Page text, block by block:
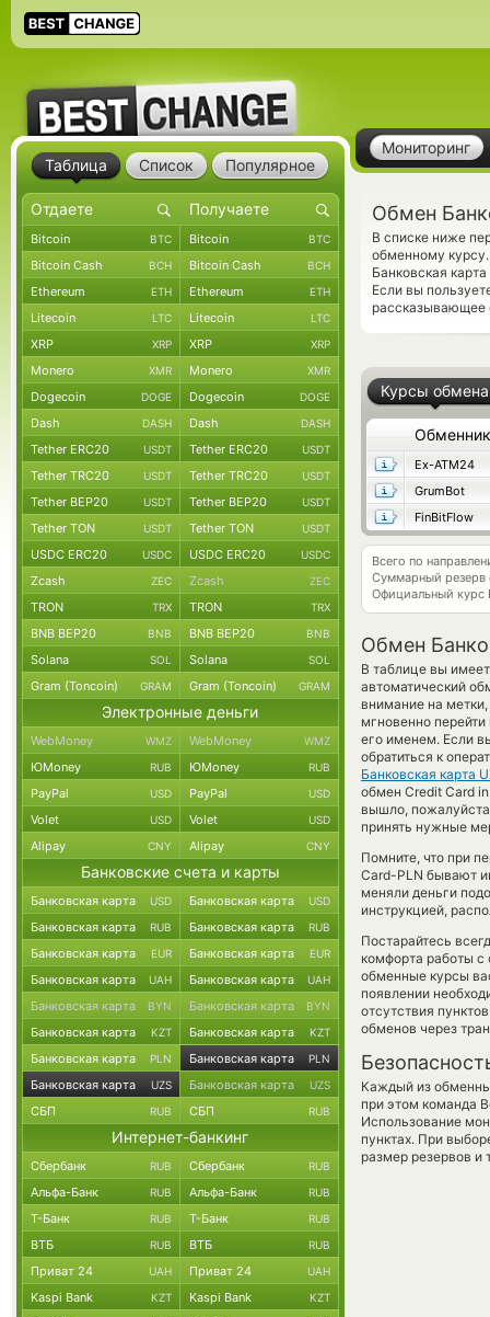
Мониторинг
Обмен
В списке ниже
обменному
Банковская
Если вы
рассказывающее
Курсы обмена
Обменник
Ex-ATM24
GrumBot
FinBitFlow
Всего по
Суммарный резерв
Официальный курс
Обмен
В таблице вы
автоматический
внимание на
мгновенно
его именем. Если
обратиться к
Банковская карта
обмен Credit Card
вышло,
принять нужные
Помните, что при
Card-PLN бывают
меняли деньги
инструкцией,
Постарайтесь
комфорта работы
обменные курсы
появлении
отсутствия
обменов через
Каждый из
при этом команда
Использование
пунктах. При
размер резервов и
Таблица Список Популярное
Bitcoin BTC Bitcoin BTC
Bitcoin Cash BCH Bitcoin Cash BCH
Ethereum ETH Ethereum ETH
Litecoin LTC Litecoin LTC
XRP XRP XRP XRP
Monero XMR Monero XMR
Dogecoin DOGE Dogecoin DOGE
Dash DASH Dash DASH
Tether ERC20 USDT Tether ERC20 USDT
Tether TRC20 USDT Tether TRC20 USDT
Tether BEP20 USDT Tether BEP20 USDT
Tether TON USDT Tether TON USDT
USDC ERC20 USDC USDC ERC20 USDC
Zcash ZEC Zcash ZEC
TRON TRX TRON TRX
BNB BEP20 BNB BNB BEP20 BNB
Solana SOL Solana SOL
Gram (Toncoin) GRAM Gram (Toncoin) GRAM
Электронные деньги
WebMoney WMZ WebMoney WMZ
ЮMoney RUB ЮMoney RUB
PayPal USD PayPal USD
Volet USD Volet USD
Alipay CNY Alipay CNY
Банковские счета и карты
Банковская карта USD Банковская карта USD
Банковская карта RUB Банковская карта RUB
Банковская карта EUR Банковская карта EUR
Банковская карта UAH Банковская карта UAH
Банковская карта BYN Банковская карта BYN
Банковская карта KZT Банковская карта KZT
Банковская карта PLN Банковская карта PLN
Банковская карта UZS Банковская карта UZS
СБП RUB СБП RUB
Интернет-банкинг
Сбербанк RUB Сбербанк RUB
Альфа-Банк RUB Альфа-Банк RUB
Т-Банк RUB Т-Банк RUB
ВТБ RUB ВТБ RUB
Приват 24 UAH Приват 24 UAH
Kaspi Bank KZT Kaspi Bank KZT